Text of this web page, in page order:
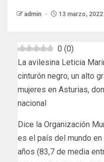
admin 13 marzo, 2022
0 (0)
La avilesina Leticia
cinturón negro, un alto
mujeres en Asturias,
nacional
Dice la Organización
es el país del mundo
años (83,7 de media